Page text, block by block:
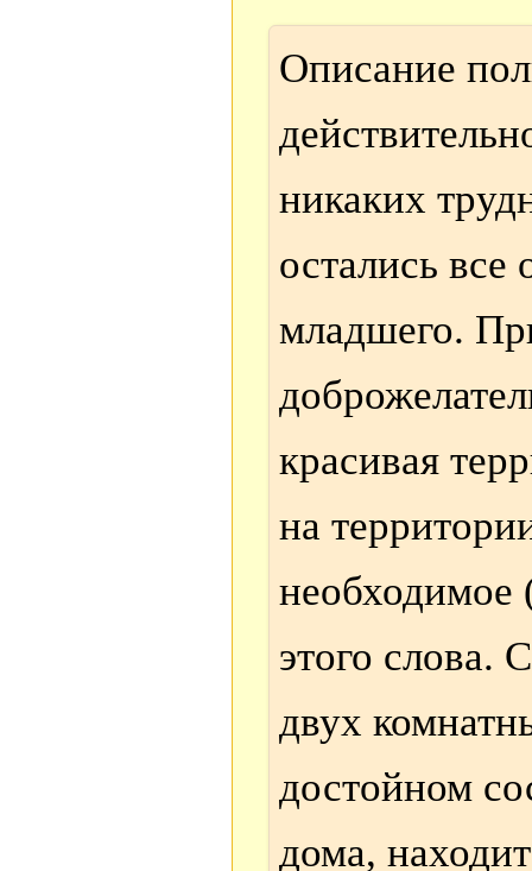
Описание
никаких
остались все
младшего.
красивая
на
этого слова.
двух
достойном
дома,